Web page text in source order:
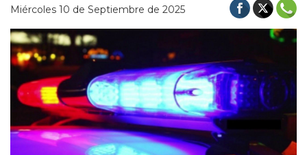
Miércoles 10 de Septiembre de 2025